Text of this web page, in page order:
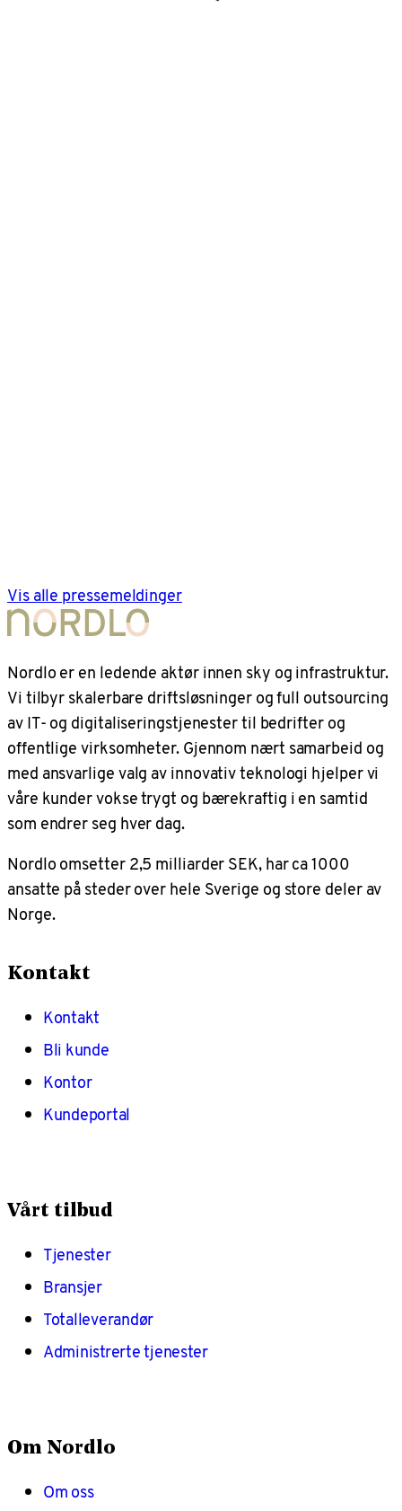
Vis alle pressemeldinger
Nordlo er en ledende aktør innen sky og infrastruktur.
Vi tilbyr skalerbare driftsløsninger og full outsourcing
av IT- og digitaliseringstjenester til bedrifter og
offentlige virksomheter. Gjennom nært samarbeid og
med ansvarlige valg av innovativ teknologi hjelper vi
våre kunder vokse trygt og bærekraftig i en samtid
som endrer seg hver dag.
Nordlo omsetter 2,5 milliarder SEK, har ca 1000
ansatte på steder over hele Sverige og store deler av
Norge.
Kontakt
Kontakt
Bli kunde
Kontor
Kundeportal
Vårt tilbud
Tjenester
Bransjer
Totalleverandør
Administrerte tjenester
Om Nordlo
Om oss